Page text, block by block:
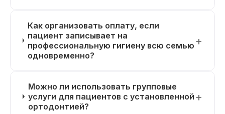
Как организовать оплату, если
пациент записывает на
профессиональную гигиену всю семью
одновременно?
Можно ли использовать групповые
услуги для пациентов с установленной
ортодонтией?